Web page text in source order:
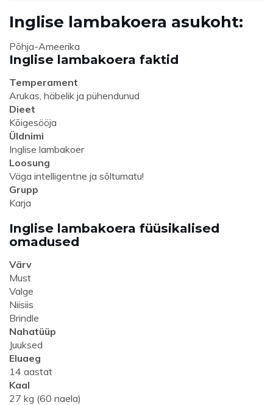
Inglise lambakoera asukoht:
Põhja-Ameerika
Inglise lambakoera faktid
Temperament
Arukas, häbelik ja pühendunud
Dieet
Kõigesööja
Üldnimi
Inglise lambakoer
Loosung
Väga intelligentne ja sõltumatu!
Grupp
Karja
Inglise lambakoera füüsikalised
omadused
Värv
Must
Valge
Niisiis
Brindle
Nahatüüp
Juuksed
Eluaeg
14 aastat
Kaal
27 kg (60 naela)